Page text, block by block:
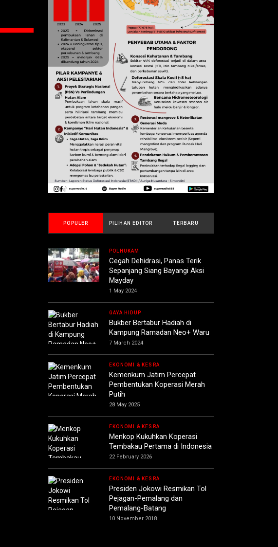
POPULER PILIHAN EDITOR TERBARU
POLHUKAM
Cegah Dehidrasi, Panas Terik
Sepanjang Siang Bayangi Aksi
Mayday
1 May 2024
GAYA HIDUP
Bukber Bertabur Hadiah di
Kampung Ramadan Neo+ Waru
7 March 2024
EKONOMI & KESRA
Kemenkum Jatim Percepat
Pembentukan Koperasi Merah
Putih
28 May 2025
EKONOMI & KESRA
Menkop Kukuhkan Koperasi
Tembakau Pertama di Indonesia
22 February 2026
EKONOMI & KESRA
Presiden Jokowi Resmikan Tol
Pejagan-Pemalang dan
Pemalang-Batang
10 November 2018